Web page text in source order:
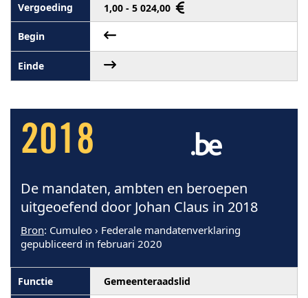
1,00 - 5 024,00
2018
De mandaten, ambten en beroepen
uitgeoefend door Johan Claus in 2018
Bron: Cumuleo › Federale mandatenverklaring
gepubliceerd in februari 2020
Gemeenteraadslid